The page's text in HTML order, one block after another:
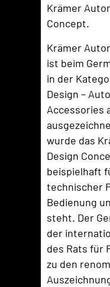
Krämer
Concept.
Krämer
ist beim
in der
Design –
Accessories
wurde das
Design
beispielhaft
technischer
Bedienung
steht. Der
der
des Rats für
zu den